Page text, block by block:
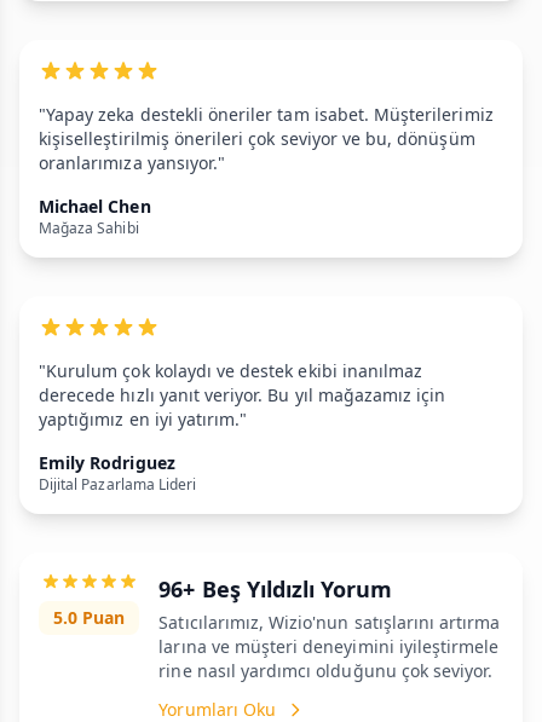
"Yapay zeka destekli öneriler tam isabet. Müşterilerimiz
kişiselleştirilmiş önerileri çok seviyor ve bu, dönüşüm
oranlarımıza yansıyor."
Michael Chen
Mağaza Sahibi
"Kurulum çok kolaydı ve destek ekibi inanılmaz
derecede hızlı yanıt veriyor. Bu yıl mağazamız için
yaptığımız en iyi yatırım."
Emily Rodriguez
Dijital Pazarlama Lideri
5.0 Puan
96+ Beş Yıldızlı Yorum
Satıcılarımız, Wizio'nun satışlarını artırma
larına ve müşteri deneyimini iyileştirmele
rine nasıl yardımcı olduğunu çok seviyor.
Yorumları Oku